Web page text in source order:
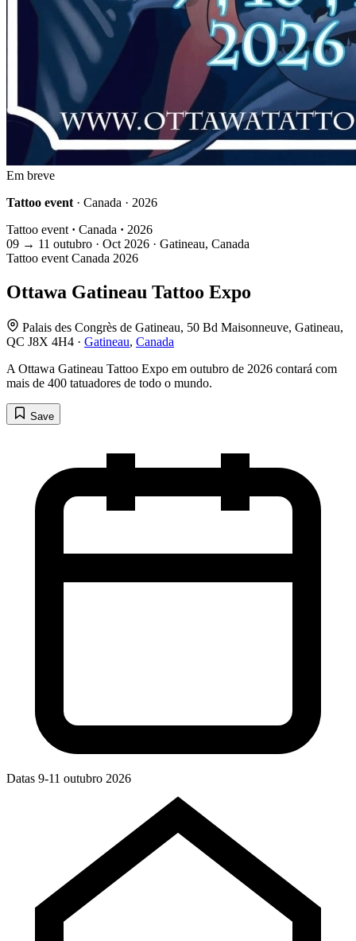
Em breve
Tattoo event · Canada · 2026
Tattoo event · Canada · 2026
09 → 11 outubro · Oct 2026 · Gatineau, Canada
Tattoo event Canada 2026
Ottawa Gatineau Tattoo Expo
Palais des Congrès de Gatineau, 50 Bd Maisonneuve, Gatineau,
QC J8X 4H4 · Gatineau, Canada
A Ottawa Gatineau Tattoo Expo em outubro de 2026 contará com
mais de 400 tatuadores de todo o mundo.
Save
Datas 9-11 outubro 2026